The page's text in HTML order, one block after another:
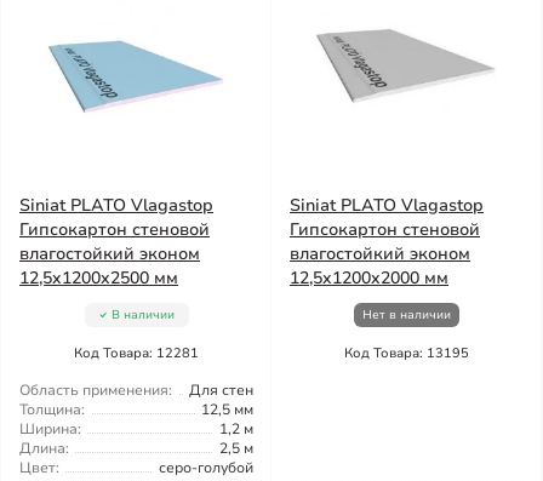
Siniat PLATO Vlagastop
Гипсокартон стеновой
влагостойкий эконом
12,5x1200x2500 мм
В наличии
Код Товара: 12281
Область применения:
Для стен
Толщина:
12,5 мм
Ширина:
1,2 м
Длина:
2,5 м
Цвет:
серо-голубой
Siniat PLATO Vlagastop
Гипсокартон стеновой
влагостойкий эконом
12,5x1200x2000 мм
Нет в наличии
Код Товара: 13195